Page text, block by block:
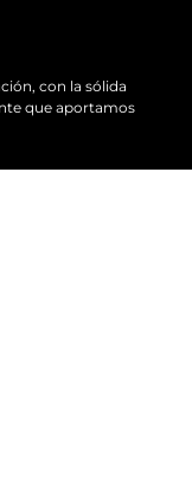
con la sólida
que aportamos